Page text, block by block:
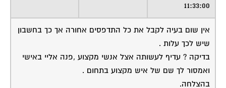
אין שום בעיה לקבל את כל התדפסים אחורה אך כך בחשבון
שיש לכך עלות .
בדיקה ? עדיף לעשותה אצל אנשי מקצוע ,פנה אליי באישי
ואמסור לך שם של איש מקצוע בתחום .
בהצלחה.